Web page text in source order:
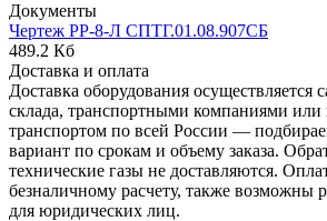
Документы
Чертеж РР-8-Л СПТГ.01.08.907СБ
489.2 Кб
Доставка и оплата
Доставка оборудования осуществляется
склада, транспортными компаниями
транспортом по всей России —
вариант по срокам и объему заказа.
технические газы не доставляются.
безналичному расчету, также возможны
для юридических лиц.